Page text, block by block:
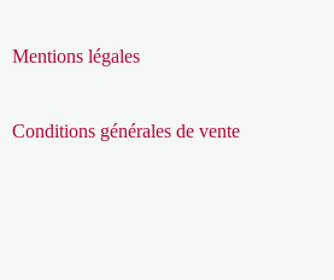
Mentions légales
Conditions générales de vente